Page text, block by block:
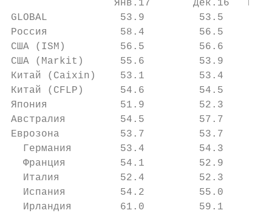
Янв.17       Дек.16
GLOBAL            53.9         53.5
Россия            58.4         56.5
США (ISM)         56.5         56.6
США (Markit)      55.6         53.9
Китай (Caixin)    53.1         53.4
Китай (CFLP)      54.6         54.5
Япония            51.9         52.3
Австралия         54.5         57.7
Еврозона          53.7         53.7
Германия        53.4         54.3
Франция         54.1         52.9
Италия          52.4         52.3
Испания         54.2         55.0
Ирландия        61.0         59.1